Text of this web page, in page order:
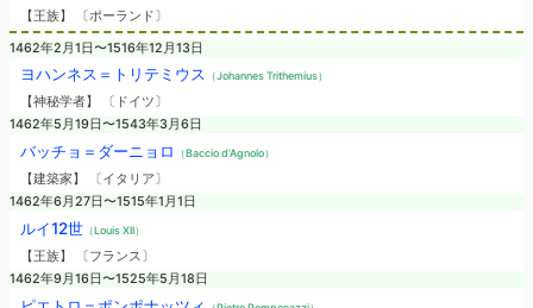
【王族】 〔ポーランド〕
1462年2月1日〜1516年12月13日
ヨハンネス＝トリテミウス （Johannes Trithemius）
【神秘学者】 〔ドイツ〕
1462年5月19日〜1543年3月6日
バッチョ＝ダーニョロ （Baccio d'Agnolo）
【建築家】 〔イタリア〕
1462年6月27日〜1515年1月1日
ルイ12世（Louis XII）
【王族】 〔フランス〕
1462年9月16日〜1525年5月18日